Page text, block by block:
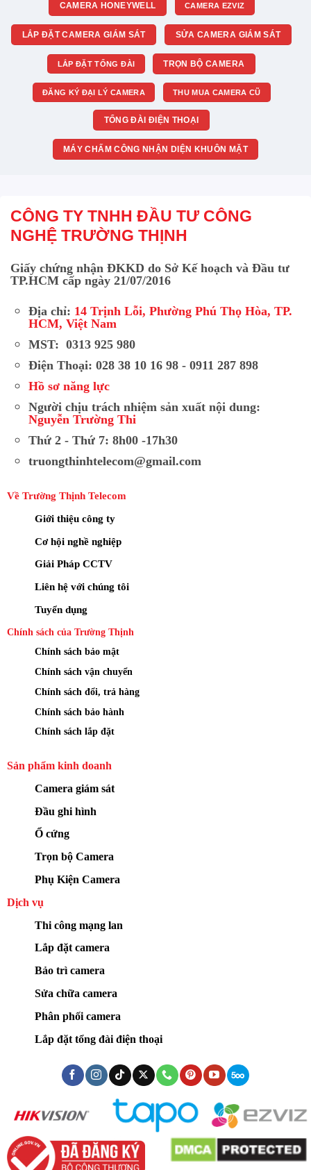
CAMERA HONEYWELL CAMERA EZVIZ
LẮP ĐẶT CAMERA GIÁM SÁT SỬA CAMERA GIÁM SÁT
LẮP ĐẶT TỔNG ĐÀI TRỌN BỘ CAMERA
ĐĂNG KÝ ĐẠI LÝ CAMERA THU MUA CAMERA CŨ
TỔNG ĐÀI ĐIỆN THOẠI
MÁY CHẤM CÔNG NHẬN DIỆN KHUÔN MẶT
CÔNG TY TNHH ĐẦU TƯ CÔNG
NGHỆ TRƯỜNG THỊNH
Giấy chứng nhận ĐKKD do Sở Kế hoạch và Đầu tư
TP.HCM cấp ngày 21/07/2016
Địa chỉ: 14 Trịnh Lỗi, Phường Phú Thọ Hòa, TP.
HCM, Việt Nam
MST: 0313 925 980
Điện Thoại: 028 38 10 16 98 - 0911 287 898
Hồ sơ năng lực
Người chịu trách nhiệm sản xuất nội dung:
Nguyễn Trường Thi
Thứ 2 - Thứ 7: 8h00 -17h30
truongthinhtelecom@gmail.com
Về Trường Thịnh Telecom
Giới thiệu công ty
Cơ hội nghề nghiệp
Giải Pháp CCTV
Liên hệ với chúng tôi
Tuyển dụng
Chính sách của Trường Thịnh
Chính sách bảo mật
Chính sách vận chuyển
Chính sách đổi, trả hàng
Chính sách bảo hành
Chính sách lắp đặt
Sản phẩm kinh doanh
Camera giám sát
Đầu ghi hình
Ổ cứng
Trọn bộ Camera
Phụ Kiện Camera
Dịch vụ
Thi công mạng lan
Lắp đặt camera
Bảo trì camera
Sửa chữa camera
Phân phối camera
Lắp đặt tổng đài điện thoại